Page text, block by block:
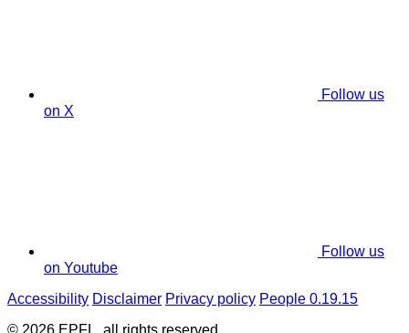
Follow us
on X
Follow us
on Youtube
Accessibility Disclaimer Privacy policy People 0.19.15